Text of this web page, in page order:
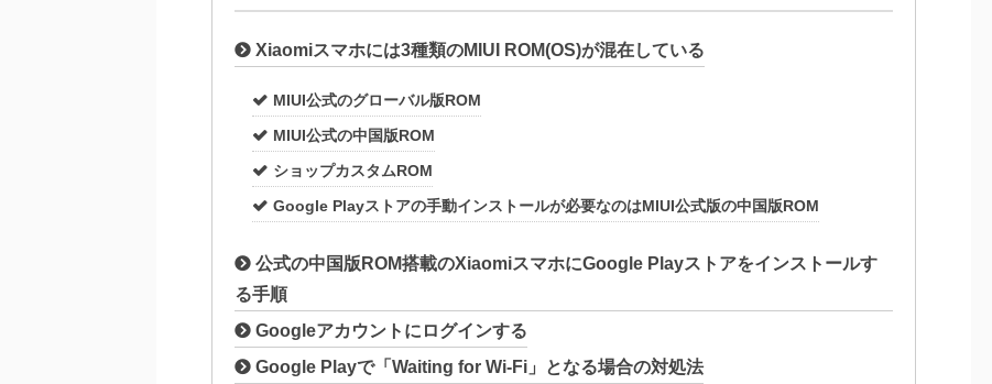
Xiaomiスマホには3種類のMIUI ROM(OS)が混在している
MIUI公式のグローバル版ROM
MIUI公式の中国版ROM
ショップカスタムROM
Google Playストアの手動インストールが必要なのはMIUI公式版の中国版ROM
公式の中国版ROM搭載のXiaomiスマホにGoogle Playストアをインストールす
る手順
Googleアカウントにログインする
Google Playで「Waiting for Wi-Fi」となる場合の対処法